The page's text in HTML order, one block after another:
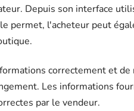
Depuis son interface
permet, l'acheteur peut
correctement et de
Les informations
par le vendeur.